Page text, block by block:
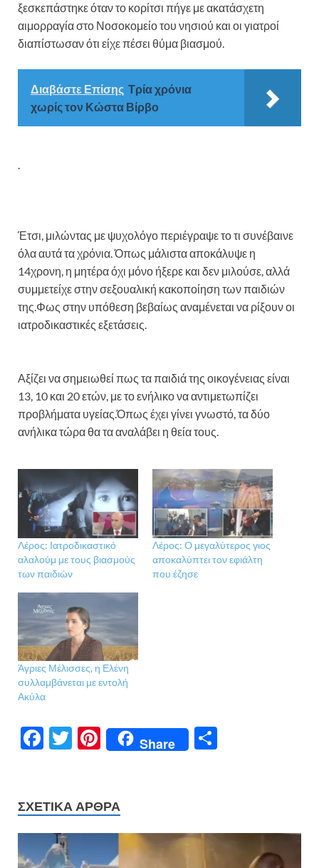
ξεσκεπάστηκε όταν το κορίτσι πήγε με ακατάσχετη
αιμορραγία στο Νοσοκομείο του νησιού και οι γιατροί
διαπίστωσαν ότι είχε πέσει θύμα βιασμού.
Διαβάστε Επίσης Τρία χρόνια
χωρίς τον Κώστα Βίρβο
.
Έτσι, μιλώντας με ψυχολόγο περιέγραψε το τι συνέβαινε
όλα αυτά τα χρόνια. Όπως μάλιστα αποκάλυψε η
14χρονη, η μητέρα όχι μόνο ήξερε και δεν μιλούσε, αλλά
συμμετείχε στην σεξουαλική κακοποίηση των παιδιών
της.Φως στην υπόθεση βεβαίως αναμένεται να ρίξουν οι
ιατροδικαστικές εξετάσεις.
Αξίζει να σημειωθεί πως τα παιδιά της οικογένειας είναι
13, 10 και 20 ετών, με το ενήλικο να αντιμετωπίζει
προβλήματα υγείας.Όπως έχει γίνει γνωστό, τα δύο
ανήλικα τώρα θα τα αναλάβει η θεία τους.
Λέρος: Ιατροδικαστικό
αλαλούμ με τους βιασμούς
των παιδιών
Λέρος: O μεγαλύτερος γιος
αποκαλύπτει τον εφιάλτη
που έζησε
Άγριες Μέλισσες, η Ελένη
συλλαμβάνεται με εντολή
Ακύλα
F
b
o
o
T
er
Pi
es
t
Share
σ
ΣΧΕΤΙΚΆ ΆΡΘΡΑ